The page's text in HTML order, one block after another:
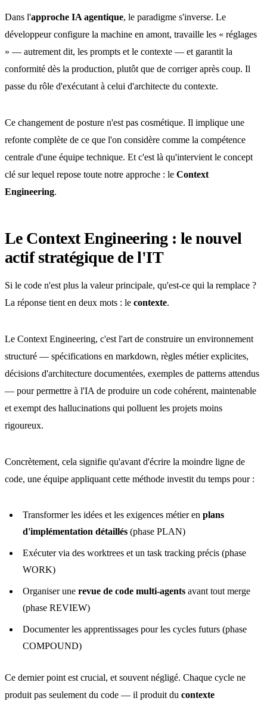
Dans l'approche IA agentique, le paradigme s'inverse. Le
développeur configure la machine en amont, travaille les « réglages
» — autrement dit, les prompts et le contexte — et garantit la
conformité dès la production, plutôt que de corriger après coup. Il
passe du rôle d'exécutant à celui d'architecte du contexte.
Ce changement de posture n'est pas cosmétique. Il implique une
refonte complète de ce que l'on considère comme la compétence
centrale d'une équipe technique. Et c'est là qu'intervient le concept
clé sur lequel repose toute notre approche : le Context
Engineering.
Le Context Engineering : le nouvel
actif stratégique de l'IT
Si le code n'est plus la valeur principale, qu'est-ce qui la remplace ?
La réponse tient en deux mots : le contexte.
Le Context Engineering, c'est l'art de construire un environnement
structuré — spécifications en markdown, règles métier explicites,
décisions d'architecture documentées, exemples de patterns attendus
— pour permettre à l'IA de produire un code cohérent, maintenable
et exempt des hallucinations qui polluent les projets moins
rigoureux.
Concrètement, cela signifie qu'avant d'écrire la moindre ligne de
code, une équipe appliquant cette méthode investit du temps pour :
Transformer les idées et les exigences métier en plans
d'implémentation détaillés(phase PLAN)
Exécuter via des worktrees et un task tracking précis (phase
WORK)
Organiser une revue de code multi-agentsavant tout merge
(phase REVIEW)
Documenter les apprentissages pour les cycles futurs (phase
COMPOUND)
Ce dernier point est crucial, et souvent négligé. Chaque cycle ne
produit pas seulement du code — il produit du contexte